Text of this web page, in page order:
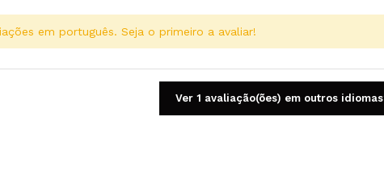
em português. Seja o primeiro a avaliar!
Ver 1 avaliação(ões) em outros idiomas